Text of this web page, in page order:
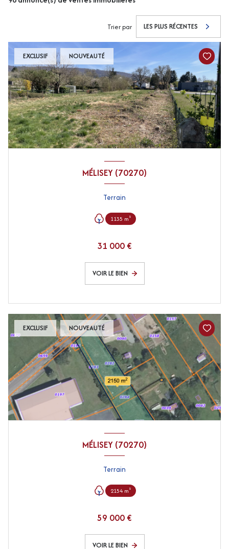
Trier par LES PLUS RÉCENTES
EXCLUSIF NOUVEAUTÉ
MÉLISEY (70270)
Terrain
1135 m²
31 000 €
VOIR LE BIEN
EXCLUSIF NOUVEAUTÉ
MÉLISEY (70270)
Terrain
2154 m²
59 000 €
VOIR LE BIEN